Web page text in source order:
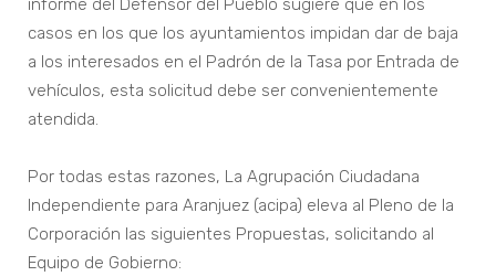
informe del Defensor del Pueblo sugiere que en los
casos en los que los ayuntamientos impidan dar de baja
a los interesados en el Padrón de la Tasa por Entrada de
vehículos, esta solicitud debe ser convenientemente
atendida.
Por todas estas razones, La Agrupación Ciudadana
Independiente para Aranjuez (acipa) eleva al Pleno de la
Corporación las siguientes Propuestas, solicitando al
Equipo de Gobierno: